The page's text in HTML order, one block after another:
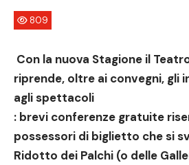
809
Con la nuova Stagione il
riprende, oltre ai convegni,
agli spettacoli
: brevi conferenze gratuite
possessori di biglietto che si
Ridotto dei Palchi (o delle